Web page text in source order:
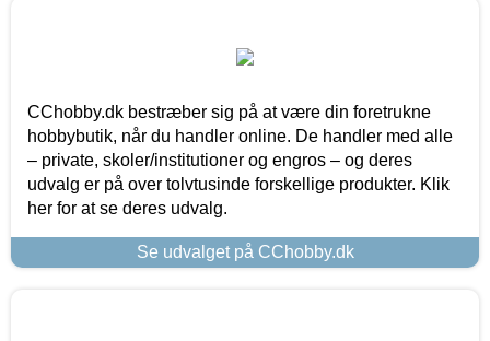
CChobby.dk bestræber sig på at være din foretrukne
hobbybutik, når du handler online. De handler med alle
– private, skoler/institutioner og engros – og deres
udvalg er på over tolvtusinde forskellige produkter. Klik
her for at se deres udvalg.
Se udvalget på CChobby.dk